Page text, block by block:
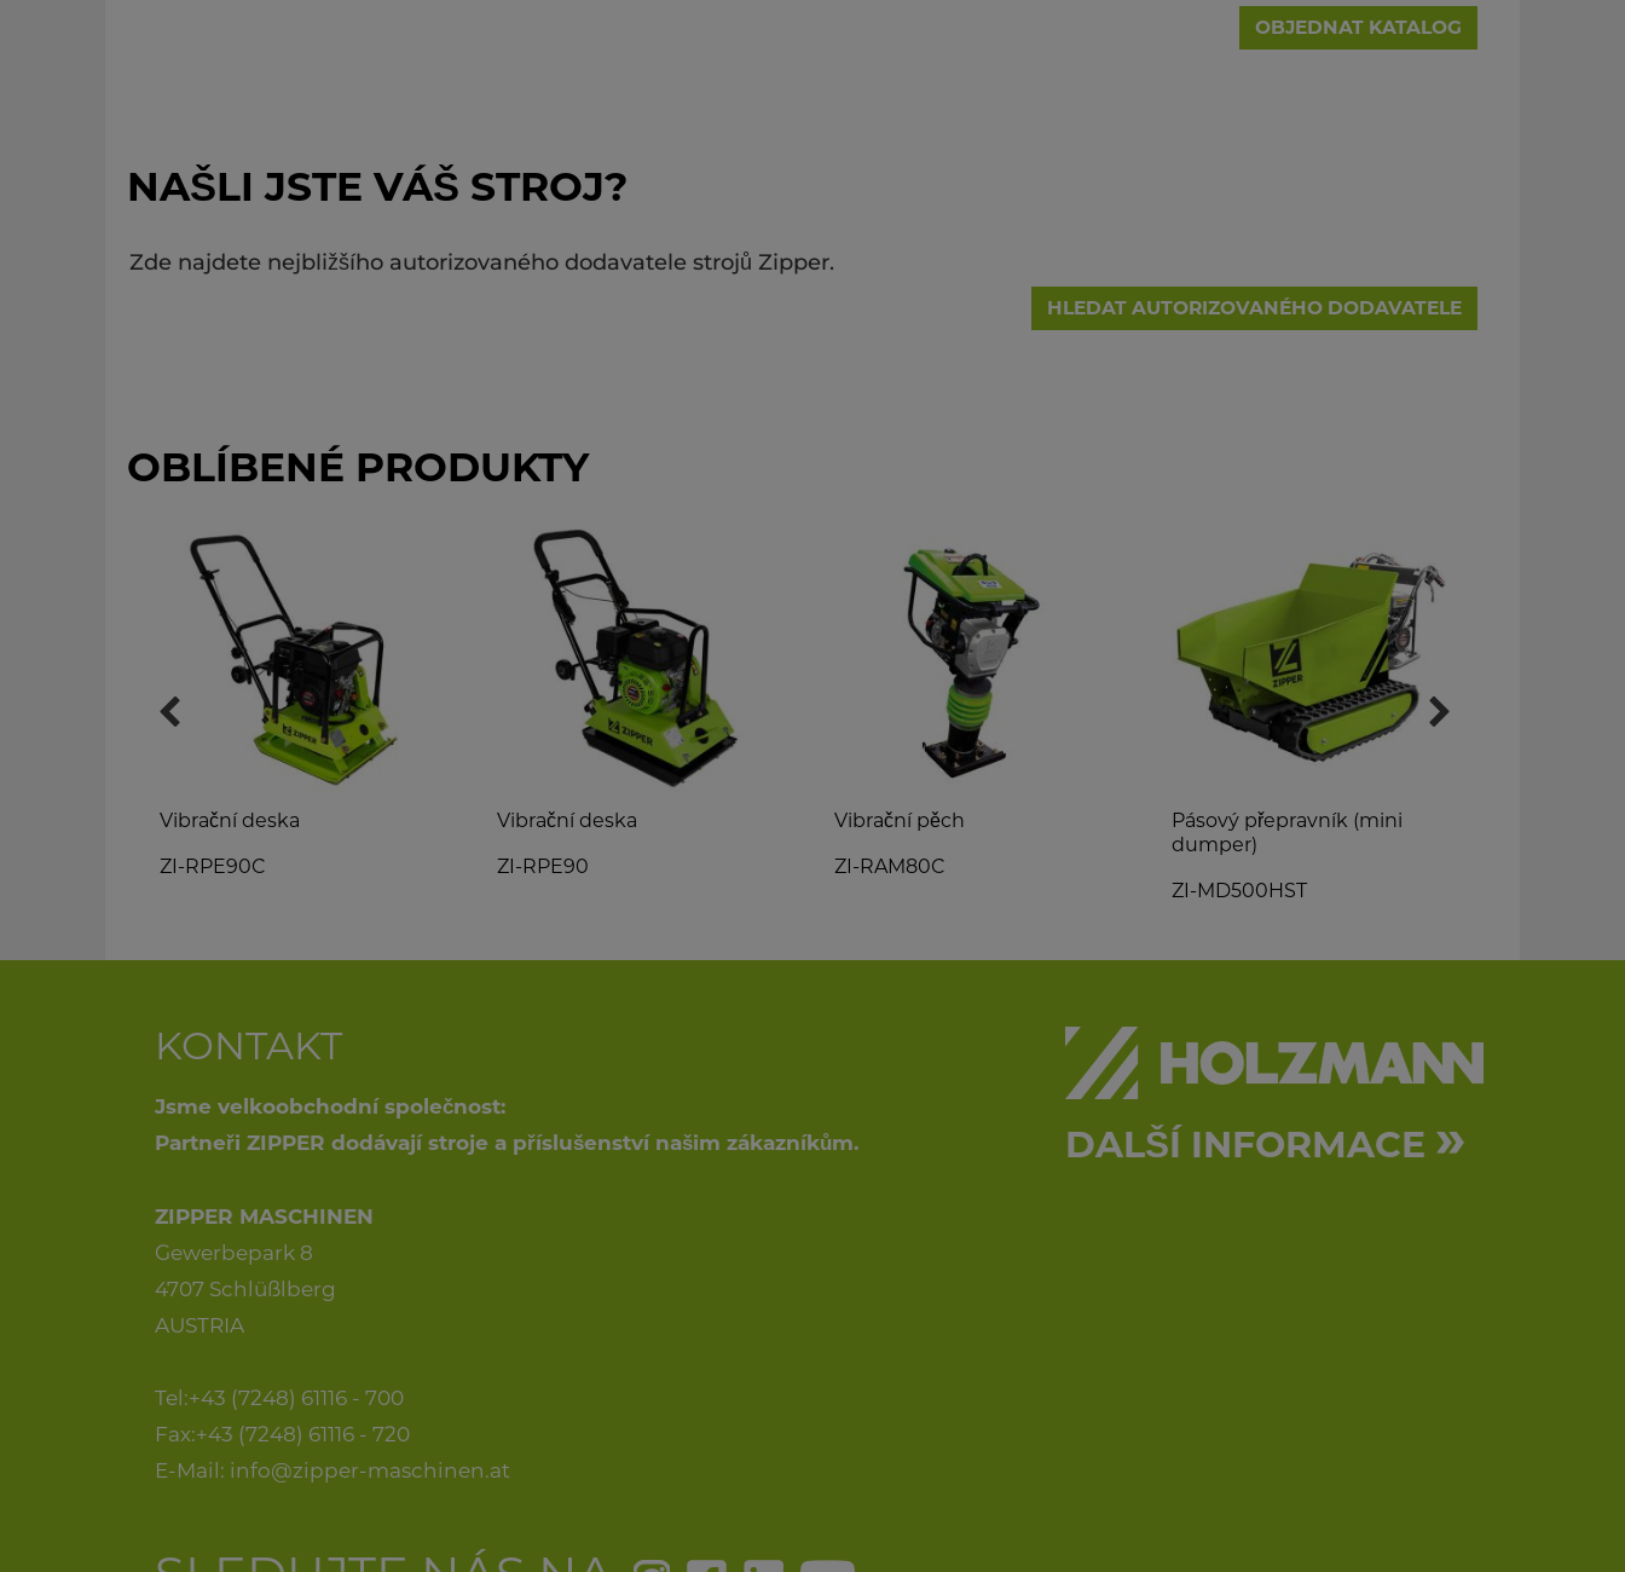
OBJEDNAT KATALOG
NAŠLI JSTE VÁŠ STROJ?
Zde najdete nejbližšího autorizovaného dodavatele strojů Zipper.
HLEDAT AUTORIZOVANÉHO DODAVATELE
OBLÍBENÉ PRODUKTY
Vibrační deska
ZI-RPE90C
Vibrační deska
ZI-RPE90
Vibrační pěch
ZI-RAM80C
Pásový přepravník (mini
dumper)
ZI-MD500HST
KONTAKT
Jsme velkoobchodní společnost:
Partneři ZIPPER dodávají stroje a příslušenství našim zákazníkům.
ZIPPER MASCHINEN
Gewerbepark 8
4707 Schlüßlberg
AUSTRIA
Tel:+43 (7248) 61116 - 700
Fax:+43 (7248) 61116 - 720
E-Mail: info@zipper-maschinen.at
DALŠÍ INFORMACE »